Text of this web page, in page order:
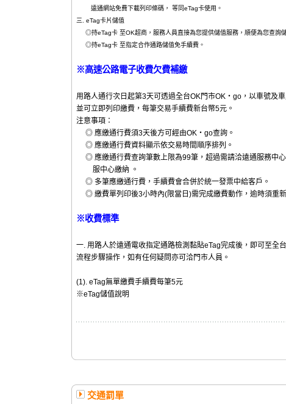
遠通網站免費下載列印條碼， 等同eTag卡使用。
三. eTag卡片儲值
◎持eTag卡 至OK超商，服務人員直接為您提供儲值服務，順便為您查詢
◎持eTag卡 至指定合作通路儲值免手續費。
※高速公路電子收費欠費補繳
用路人通行次日起第3天可透過全台OK門市OK‧go，以車號及
並可立即列印繳費，每筆交易手續費新台幣5元。
注意事項：
◎ 應繳通行費須3天後方可經由OK‧go查詢。
◎ 應繳通行費資料顯示依交易時間順序排列。
◎ 應繳通行費查詢筆數上限為99筆，超過需請洽遠通服務中
服中心繳納 。
◎ 多筆應繳通行費，手續費會合併於統一發票中給客戶。
◎ 繳費單列印後3小時內(限當日)需完成繳費動作，逾時須重新
※收費標準
一. 用路人於遠通電收指定通路檢測黏貼eTag完成後，即可至全
流程步驟操作，如有任何疑問亦可洽門市人員。
(1). eTag無單繳費手續費每筆5元
※eTag儲值說明
交通罰單